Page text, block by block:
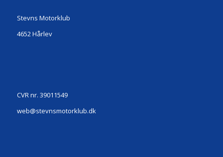
Stevns Motorklub
4652 Hårlev
CVR nr. 39011549
web@stevnsmotorklub.dk